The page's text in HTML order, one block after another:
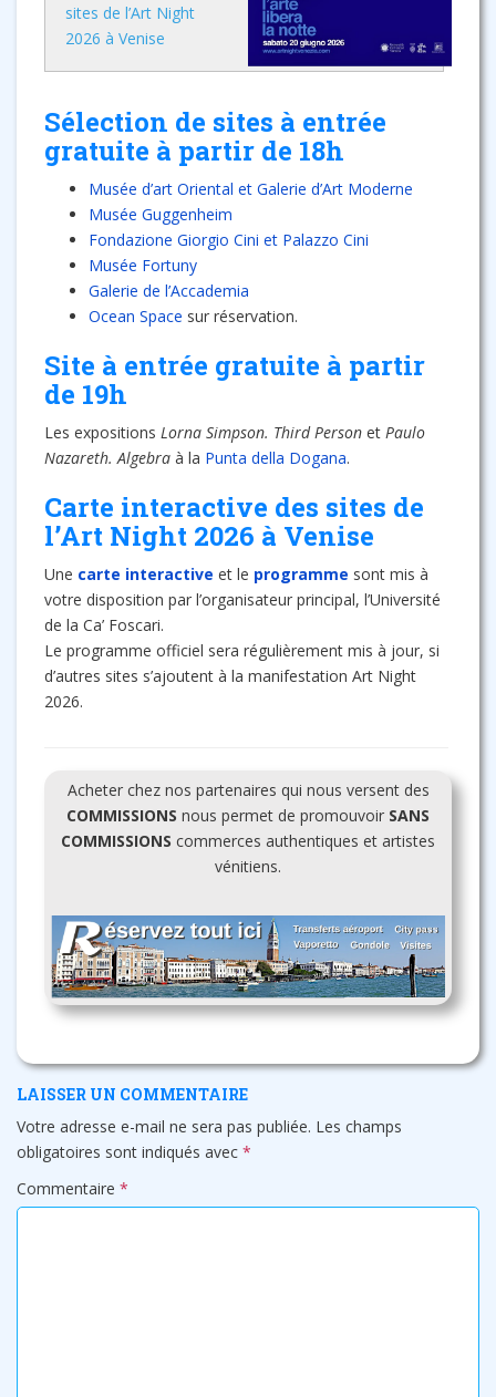
sites de l’Art Night
2026 à Venise
Sélection de sites à entrée
gratuite à partir de 18h
Musée d’art Oriental et Galerie d’Art Moderne
Musée Guggenheim
Fondazione Giorgio Cini et Palazzo Cini
Musée Fortuny
Galerie de l’Accademia
Ocean Space sur réservation.
Site à entrée gratuite à partir
de 19h
Les expositions Lorna Simpson. Third Person et Paulo
Nazareth. Algebra à la Punta della Dogana.
Carte interactive des sites de
l’Art Night 2026 à Venise
Une carte interactive et le programme sont mis à
votre disposition par l’organisateur principal, l’Université
de la Ca’ Foscari.
Le programme officiel sera régulièrement mis à jour, si
d’autres sites s’ajoutent à la manifestation Art Night
2026.
Acheter chez nos partenaires qui nous versent des
COMMISSIONS nous permet de promouvoir SANS
COMMISSIONS commerces authentiques et artistes
vénitiens.
LAISSER UN COMMENTAIRE
Votre adresse e-mail ne sera pas publiée. Les champs
obligatoires sont indiqués avec *
Commentaire *